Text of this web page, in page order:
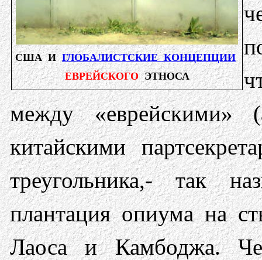
США ИГЛОБАЛИСТСКИЕ КОНЦЕПЦИИ
ЕВРЕЙСКОГОЭТНОСА
между «еврейскими»
китайскими
треугольника,- так
плантация опиума на
Лаоса и Камбоджа.